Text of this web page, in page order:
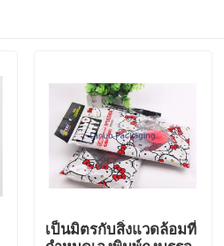
เป็นมิตรกับสิ่งแวดล้อมที่